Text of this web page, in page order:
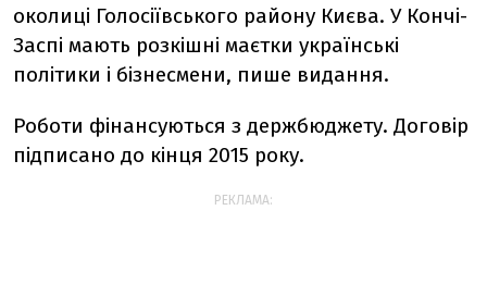
околиці Голосіївського району Києва. У Кончі-
Заспі мають розкішні маєтки українські
політики і бізнесмени, пише видання.
Роботи фінансуються з держбюджету. Договір
підписано до кінця 2015 року.
РЕКЛАМА: